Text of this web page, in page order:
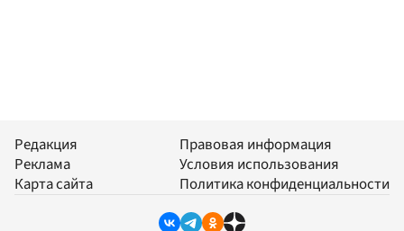
Редакция
Реклама
Карта сайта
Правовая информация
Условия использования
Политика конфиденциальности